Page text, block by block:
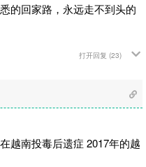
的回家路，永远走不到头的
打开回复 (23)
越南投毒后遗症 2017年的越